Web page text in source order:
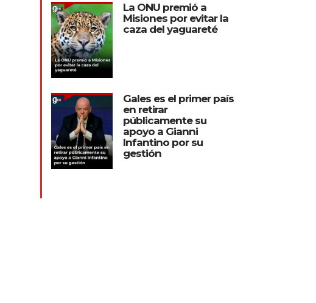
La ONU premió a
Misiones por evitar la
caza del yaguareté
Gales es el primer país
en retirar
públicamente su
apoyo a Gianni
Infantino por su
gestión